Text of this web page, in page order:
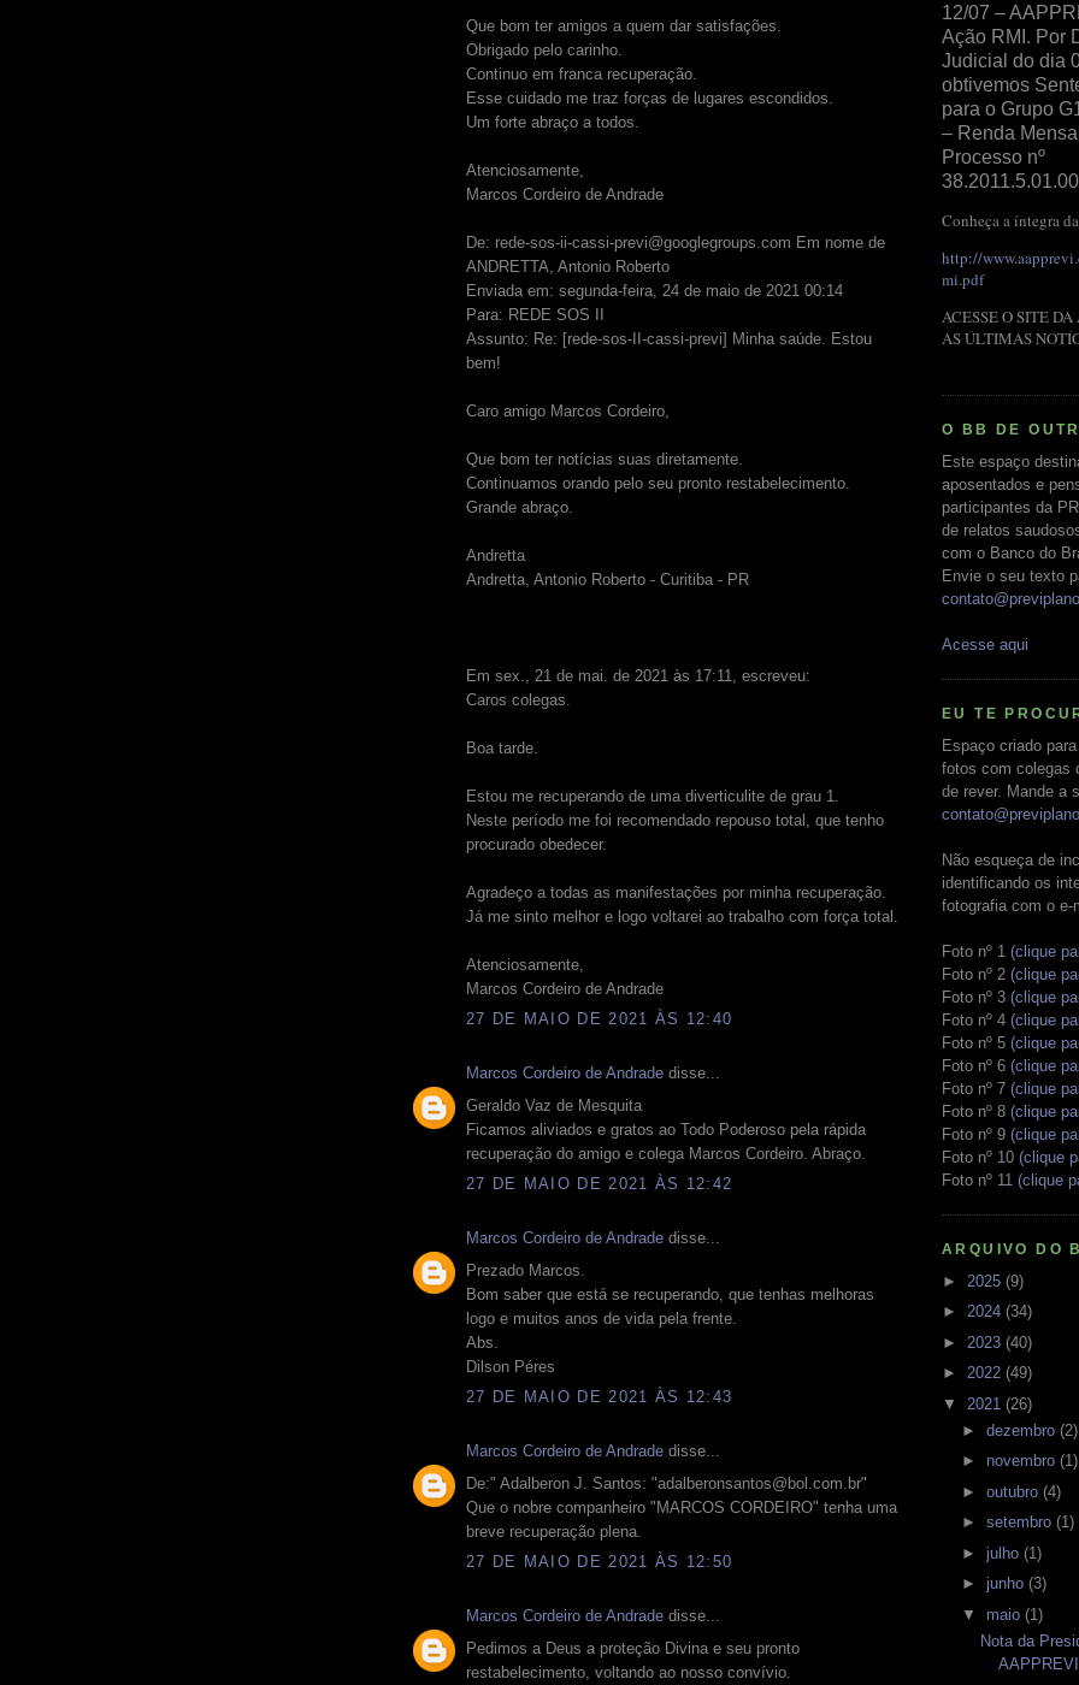
Que bom ter amigos a quem dar satisfações.
Obrigado pelo carinho.
Continuo em franca recuperação.
Esse cuidado me traz forças de lugares escondidos.
Um forte abraço a todos.
Atenciosamente,
Marcos Cordeiro de Andrade
De: rede-sos-ii-cassi-previ@googlegroups.com Em nome de
ANDRETTA, Antonio Roberto
Enviada em: segunda-feira, 24 de maio de 2021 00:14
Para: REDE SOS II
Assunto: Re: [rede-sos-II-cassi-previ] Minha saúde. Estou
bem!
Caro amigo Marcos Cordeiro,
Que bom ter notícias suas diretamente.
Continuamos orando pelo seu pronto restabelecimento.
Grande abraço.
Andretta
Andretta, Antonio Roberto - Curitiba - PR
Em sex., 21 de mai. de 2021 às 17:11, escreveu:
Caros colegas.
Boa tarde.
Estou me recuperando de uma diverticulite de grau 1.
Neste período me foi recomendado repouso total, que tenho
procurado obedecer.
Agradeço a todas as manifestações por minha recuperação.
Já me sinto melhor e logo voltarei ao trabalho com força total.
Atenciosamente,
Marcos Cordeiro de Andrade
27 DE MAIO DE 2021 ÀS 12:40
Marcos Cordeiro de Andrade disse...
Geraldo Vaz de Mesquita
Ficamos aliviados e gratos ao Todo Poderoso pela rápida
recuperação do amigo e colega Marcos Cordeiro. Abraço.
27 DE MAIO DE 2021 ÀS 12:42
Marcos Cordeiro de Andrade disse...
Prezado Marcos.
Bom saber que está se recuperando, que tenhas melhoras
logo e muitos anos de vida pela frente.
Abs.
Dilson Péres
27 DE MAIO DE 2021 ÀS 12:43
Marcos Cordeiro de Andrade disse...
De:" Adalberon J. Santos: "adalberonsantos@bol.com.br"
Que o nobre companheiro "MARCOS CORDEIRO" tenha uma
breve recuperação plena.
27 DE MAIO DE 2021 ÀS 12:50
Marcos Cordeiro de Andrade disse...
Pedimos a Deus a proteção Divina e seu pronto
restabelecimento, voltando ao nosso convívio.
12/07 –
Ação RMI. Por
Judicial do dia
obtivemos
para o Grupo
– Renda
Processo nº
Conheça a íntegra
http://
mi.pdf
ACESSE O SITE DA
AS ÚLTIMAS
O BB DE
Este espaço
aposentados e
participantes da
de relatos
com o Banco do
Envie o seu texto
Acesse aqui
EU TE
Espaço criado
fotos com colegas
de rever. Mande a
Não esqueça de
identificando os
fotografia com o e-
Foto nº 1 (clique
Foto nº 2 (clique
Foto nº 3 (clique
Foto nº 4 (clique
Foto nº 5 (clique
Foto nº 6 (clique
Foto nº 7 (clique
Foto nº 8 (clique
Foto nº 9 (clique
Foto nº 10 (clique
Foto nº 11 (clique
ARQUIVO DO
► 2025 (9)
► 2024 (34)
► 2023 (40)
► 2022 (49)
▼ 2021 (26)
► dezembro (2)
► novembro (1)
► outubro (4)
► setembro (1)
► julho (1)
► junho (3)
▼ maio (1)
Nota da
AAPPREVI